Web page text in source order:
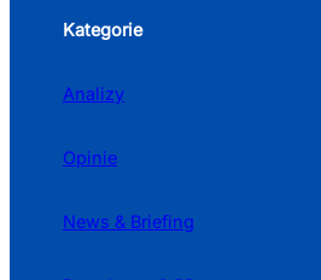
Kategorie
Analizy
Opinie
News & Briefing